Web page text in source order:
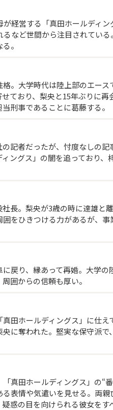
が経営する「真田ホールディ
など世間から注目されてい
。
。大学時代は陸上部のエー
ており、梨央と15年ぶりに
刑事であることに葛藤する。
記者だったが、忖度なしの
ングス」の闇を追っており
長。梨央が3歳の時に達雄と
をひきつける力があるが、
戻り、縁あって再婚。大学
囲からの信頼も厚い。
田ホールディングス」に仕
に奪われた。堅実な保守派
真田ホールディングス」の“
表情や気遣いを見せる。両
惑の目を向けられる彼女をす